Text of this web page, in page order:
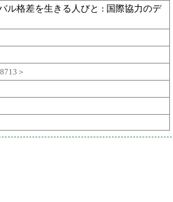
ル格差を生きる人びと : 国際協力のデ
＞